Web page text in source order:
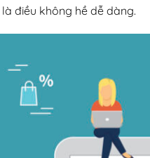
là điều không hề dễ dàng.